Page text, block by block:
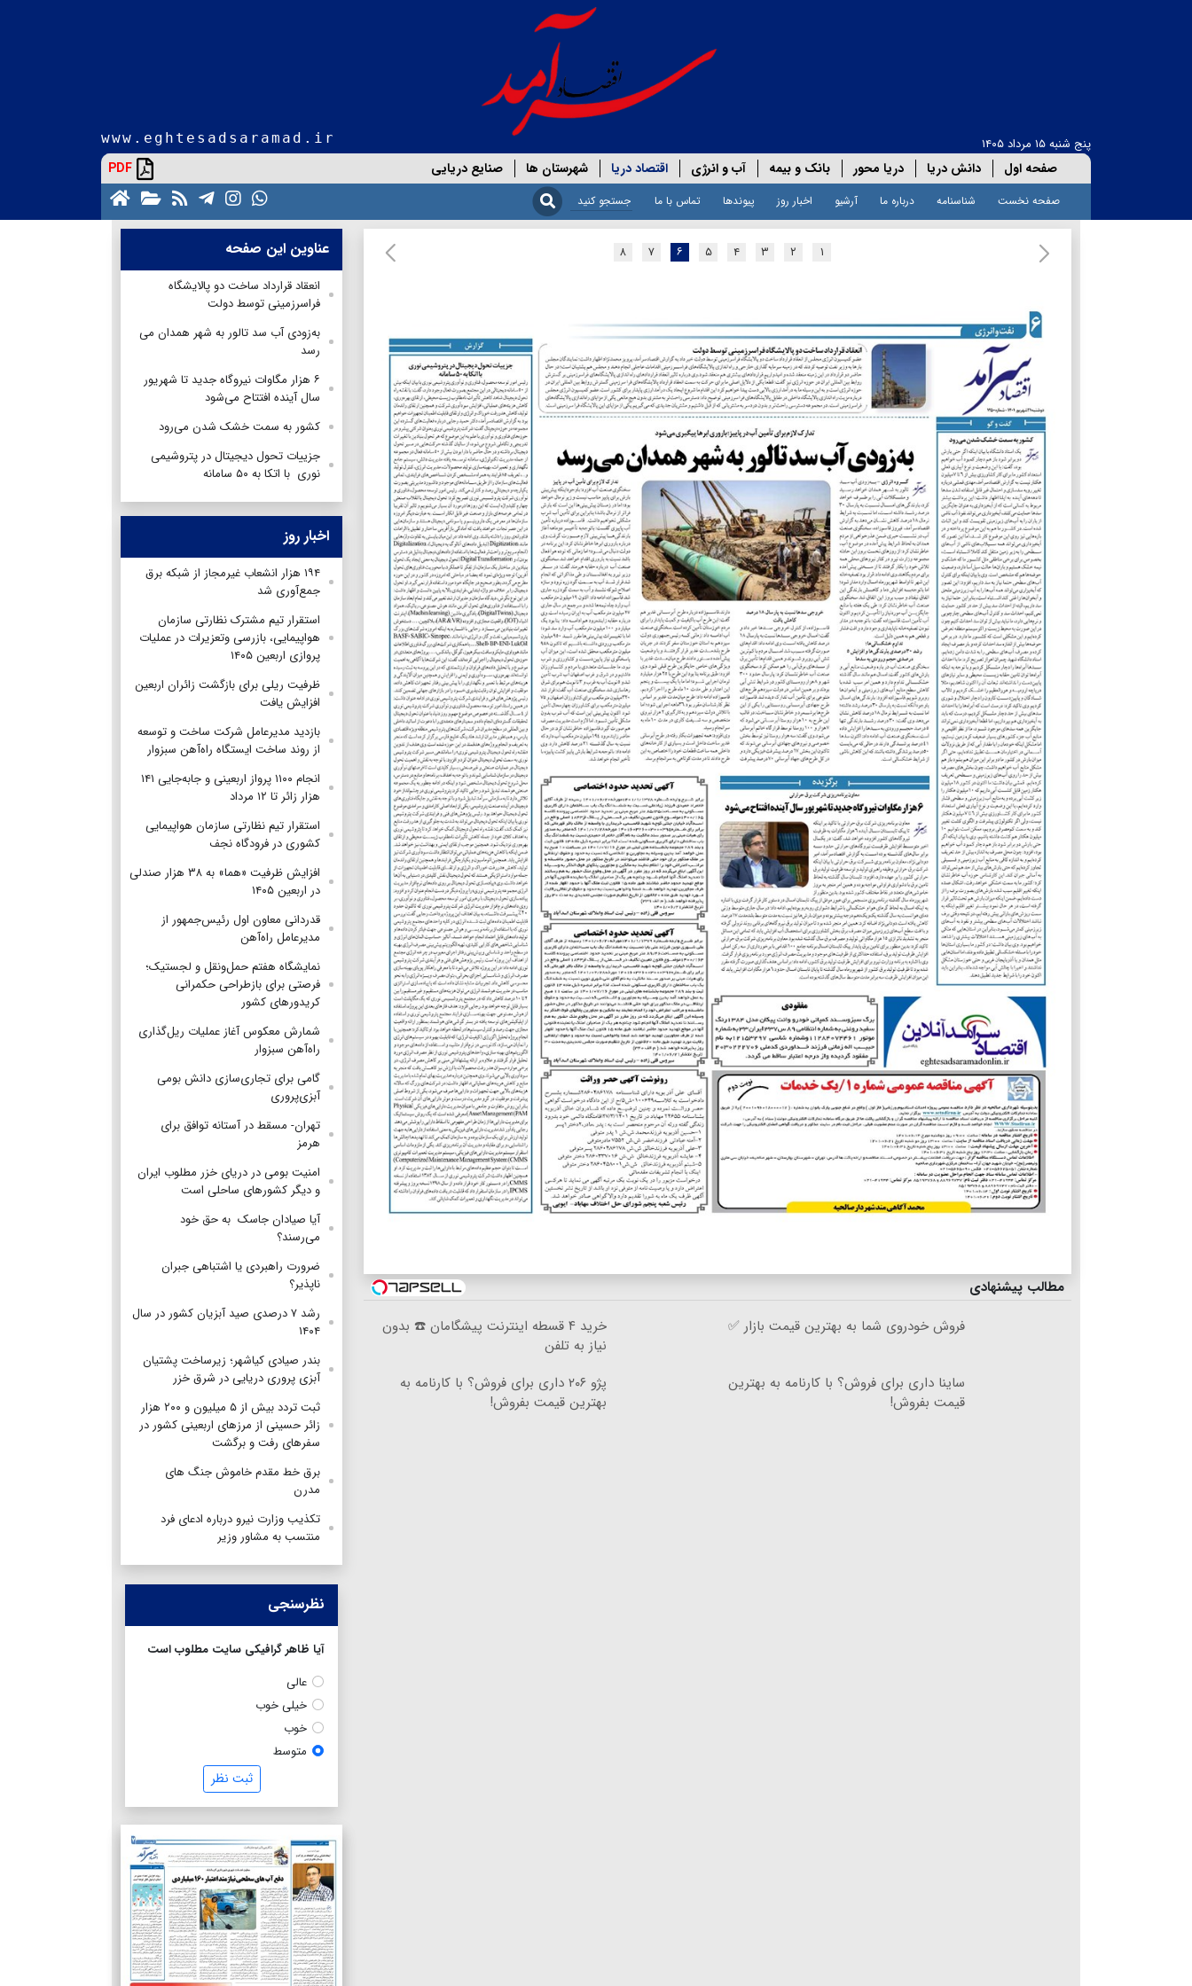
پنج شنبه ۱۵ مرداد ۱۴۰۵ www.eghtesadsaramad.ir
صفحه اول دانش دریا دریا محور بانک و بیمه آب و انرژی اقتصاد دریا شهرستان ها صنایع دریایی PDF
صفحه نخست شناسنامه درباره ما آرشیو اخبار روز پیوندها تماس با ما
۱ ۲ ۳ ۴ ۵ ۶ ۷ ۸
مطالب پیشنهادی
فروش خودروی شما به بهترین قیمت بازار ✅
خرید ۴ قسطه اینترنت پیشگامان ☎️ بدون
نیاز به تلفن
ساینا داری برای فروش؟ با کارنامه به بهترین
قیمت بفروش!
پژو ۲۰۶ داری برای فروش؟ با کارنامه به
بهترین قیمت بفروش!
عناوین این صفحه
انعقاد قرارداد ساخت دو پالایشگاه
فراسرزمینی توسط دولت
به‌زودی آب سد تالور به شهر همدان می
رسد
۶ هزار مگاوات نیروگاه جدید تا شهریور
سال آینده افتتاح می‌شود
کشور به سمت خشک شدن می‌رود
جزییات تحول دیجیتال در پتروشیمی
نوری با اتکا به ۵۰ سامانه
اخبار روز
۱۹۴ هزار انشعاب غیرمجاز از شبکه برق
جمع‌آوری شد
استقرار تیم مشترک نظارتی سازمان
هواپیمایی، بازرسی وتعزیرات در عملیات
پروازی اربعین ۱۴۰۵
ظرفیت ریلی برای بازگشت زائران اربعین
افزایش یافت
بازدید مدیرعامل شرکت ساخت و توسعه
از روند ساخت ایستگاه راه‌آهن سبزوار
انجام ۱۱۰۰ پرواز اربعینی و جابه‌جایی ۱۴۱
هزار زائر تا ۱۲ مرداد
استقرار تیم‌ نظارتی سازمان هواپیمایی
کشوری در فرودگاه نجف
افزایش ظرفیت «هما» به ۳۸ هزار صندلی
در اربعین ۱۴۰۵
قدردانی معاون اول رئیس‌جمهور از
مدیرعامل راه‌آهن
نمایشگاه هفتم حمل‌ونقل و لجستیک؛
فرصتی برای بازطراحی حکمرانی
کریدورهای کشور
شمارش معکوس آغاز عملیات ریل‌گذاری
راه‌آهن سبزوار
گامی برای تجاری‌سازی دانش بومی
آبزی‌پروری
تهران- مسقط در آستانه توافق برای
هرمز
امنیت بومی در دریای خزر مطلوب ایران
و دیگر کشورهای ساحلی است
آیا صیادان جاسک به حق خود
می‌رسند؟
ضرورت راهبردی یا اشتباهی جبران
ناپذیر؟
رشد ۷ درصدی صید آبزیان کشور در سال
۱۴۰۴
بندر صیادی کیاشهر؛ زیرساخت پشتیان
آبزی پروری دریایی در شرق خزر
ثبت تردد بیش از ۵ میلیون و ۲۰۰ هزار
زائر حسینی از مرزهای اربعینی کشور در
سفرهای رفت و برگشت
برق خط مقدم خاموش جنگ های
مدرن
تکذیب وزارت نیرو درباره ادعای فرد
منتسب به مشاور وزیر
نظرسنجی
آیا ظاهر گرافیکی سایت مطلوب است
عالی
خیلی خوب
خوب
متوسط
ثبت نظر